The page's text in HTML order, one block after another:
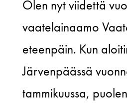
Olen nyt viidettä
vaatelainaamo
eteenpäin. Kun
Järvenpäässä
tammikuussa,